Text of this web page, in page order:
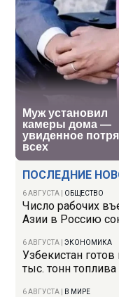
ПОСЛЕДНИЕ
6 АВГУСТА ОБЩЕСТВО
Число рабочих
Азии в Россию
6 АВГУСТА |ЭКОНОМИКА
Узбекистан
тыс. тонн
6 АВГУСТА В МИРЕ